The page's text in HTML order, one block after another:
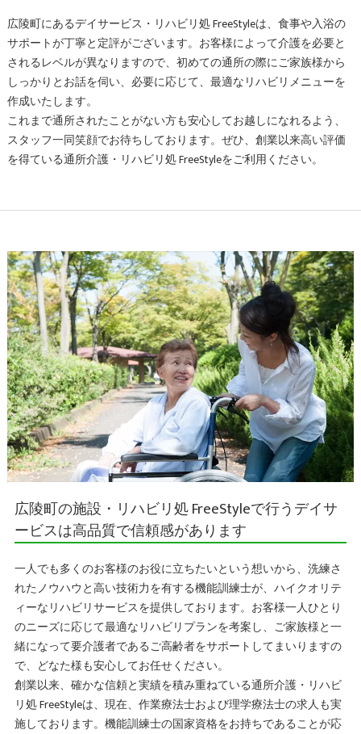
広陵町にあるデイサービス・リハビリ処 FreeStyleは、食事や入浴の
サポートが丁寧と定評がございます。お客様によって介護を必要と
されるレベルが異なりますので、初めての通所の際にご家族様から
しっかりとお話を伺い、必要に応じて、最適なリハビリメニューを
作成いたします。
これまで通所されたことがない方も安心してお越しになれるよう、
スタッフ一同笑顔でお待ちしております。ぜひ、創業以来高い評価
を得ている通所介護・リハビリ処 FreeStyleをご利用ください。
広陵町の施設・リハビリ処 FreeStyleで行うデイサ
ービスは高品質で信頼感があります
一人でも多くのお客様のお役に立ちたいという想いから、洗練さ
れたノウハウと高い技術力を有する機能訓練士が、ハイクオリテ
ィーなリハビリサービスを提供しております。お客様一人ひとり
のニーズに応じて最適なリハビリプランを考案し、ご家族様と一
緒になって要介護者であるご高齢者をサポートしてまいりますの
で、どなた様も安心してお任せください。
創業以来、確かな信頼と実績を積み重ねている通所介護・リハビ
リ処 FreeStyleは、現在、作業療法士および理学療法士の求人も実
施しております。機能訓練士の国家資格をお持ちであることが応